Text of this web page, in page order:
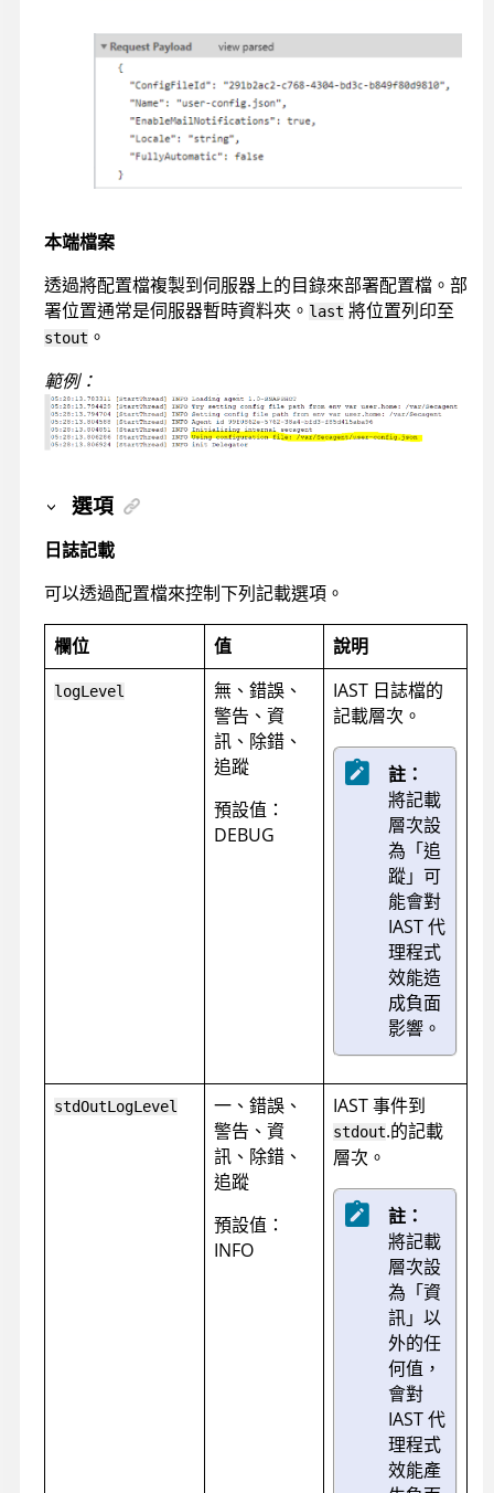
本端檔案
透過將配置檔複製到伺服器上的目錄來部署配置檔。部
署位置通常是伺服器暫時資料夾。 last 將位置列印至
stout 。
範例：
選項
日誌記載
可以透過配置檔來控制下列記載選項。
欄位 值 說明
logLevel
無、錯誤、
警告、資
訊、除錯、
追蹤
預設值：
DEBUG
IAST 日誌檔的
記載層次。
註：
將記載
層次設
為「追
蹤」可
能會對
IAST 代
理程式
效能造
成負面
影響。
stdOutLogLevel
一、錯誤、
警告、資
訊、除錯、
追蹤
預設值：
INFO
IAST 事件到
stdout.的記載
層次。
註：
將記載
層次設
為「資
訊」以
外的任
何值，
會對
IAST 代
理程式
效能產